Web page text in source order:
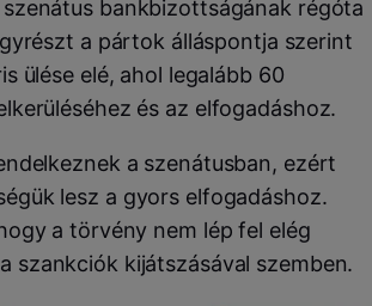
bankbizottságának régóta
a pártok álláspontja szerint
ülése elé, ahol legalább 60
és az elfogadáshoz.
a szenátusban, ezért
lesz a gyors elfogadáshoz.
a törvény nem lép fel elég
szankciók kijátszásával szemben.